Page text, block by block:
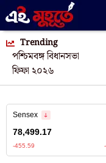
Trending
পশ্চিমবঙ্গ বিধানসভা
ফিফা ২০২৬